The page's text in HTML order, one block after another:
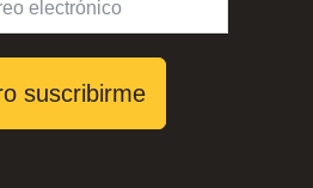
suscribirme